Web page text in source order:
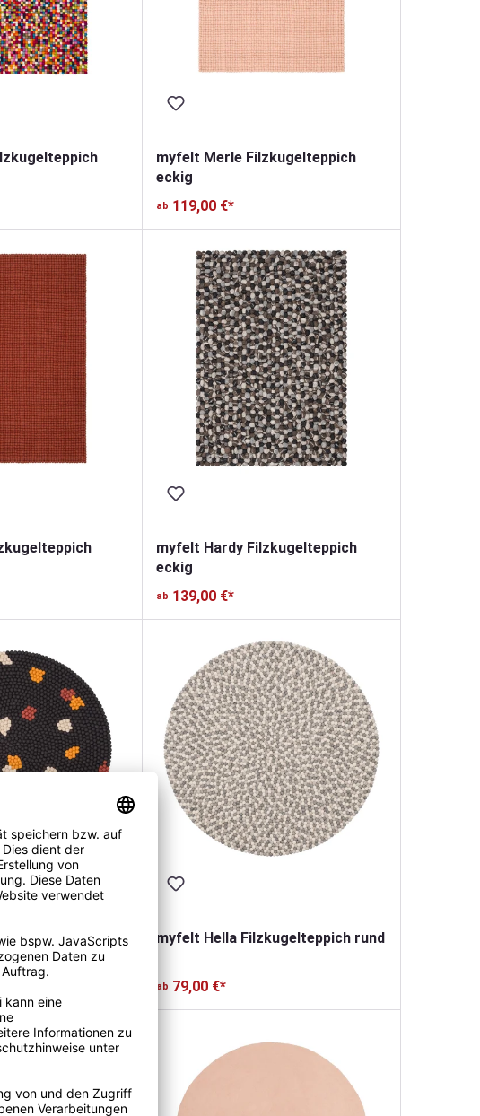
myfelt Merle Filzkugelteppich
eckig
ab 119,00 €*
myfelt Hardy Filzkugelteppich
eckig
ab 139,00 €*
rund
myfelt Hella Filzkugelteppich rund
ab 79,00 €*